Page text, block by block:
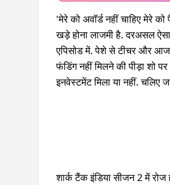
'मेरे को अवॉर्ड नहीं चाहिए मेरे
खड़े होना लाजमी है. दरअसल
एपिसोड में. पेशे से टीचर और
फंडिंग नहीं मिलने की पीड़ा शो
इनवेस्टमेंट मिला या नहीं. चलिए
शार्क टैंक इंडिया सीजन 2 में